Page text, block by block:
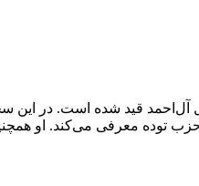
طالقانی در توصیف جلال آل‌احمد
حزب توده معرفی می‌کند. او